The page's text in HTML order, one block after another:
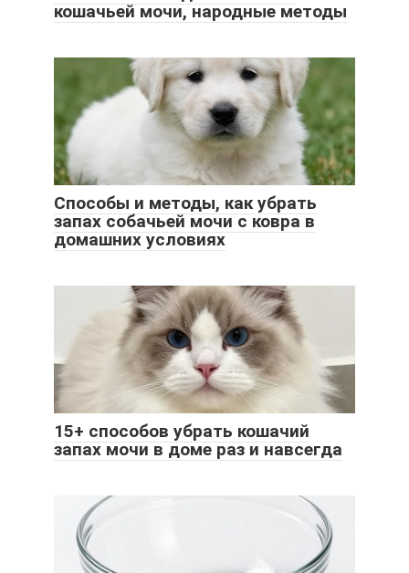
кошачьей мочи, народные методы
Способы и методы, как убрать
запах собачьей мочи с ковра в
домашних условиях
15+ способов убрать кошачий
запах мочи в доме раз и навсегда